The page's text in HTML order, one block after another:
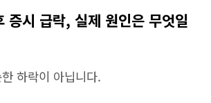
증시 급락, 실제 원인은 무엇일
하락이 아닙니다.